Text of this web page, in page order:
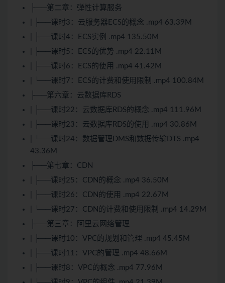
├──第二章：弹性计算服务
| ├──课时3：云服务器ECS的概念 .mp4 63.39M
| ├──课时4：ECS实例 .mp4 135.50M
| ├──课时5：ECS的优势 .mp4 22.11M
| ├──课时6：ECS的使用 .mp4 41.42M
| └──课时7：ECS的计费和使用限制 .mp4 100.84M
├──第六章：云数据库RDS
| ├──课时22：云数据库RDS的概念 .mp4 111.96M
| ├──课时23：云数据库RDS的使用 .mp4 30.86M
| └──课时24：数据管理DMS和数据传输DTS .mp4
43.36M
├──第七章：CDN
| ├──课时25：CDN的概念 .mp4 36.50M
| ├──课时26：CDN的使用 .mp4 22.67M
| └──课时27：CDN的计费和使用限制 .mp4 14.29M
├──第三章：阿里云网络管理
| ├──课时10：VPC的规划和管理 .mp4 45.45M
| ├──课时11：VPC的管理 .mp4 48.66M
| ├──课时8：VPC的概念 .mp4 77.96M